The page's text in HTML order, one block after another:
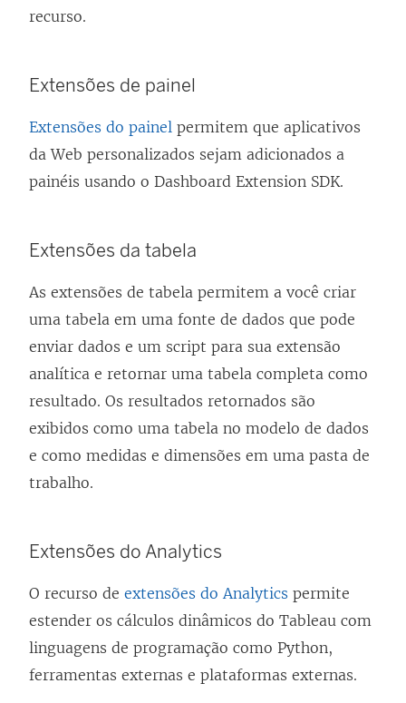
recurso.
Extensões de painel
Extensões do painel permitem que aplicativos
da Web personalizados sejam adicionados a
painéis usando o Dashboard Extension SDK.
Extensões da tabela
As extensões de tabela permitem a você criar
uma tabela em uma fonte de dados que pode
enviar dados e um script para sua extensão
analítica e retornar uma tabela completa como
resultado. Os resultados retornados são
exibidos como uma tabela no modelo de dados
e como medidas e dimensões em uma pasta de
trabalho.
Extensões do Analytics
O recurso de extensões do Analytics permite
estender os cálculos dinâmicos do Tableau com
linguagens de programação como Python,
ferramentas externas e plataformas externas.